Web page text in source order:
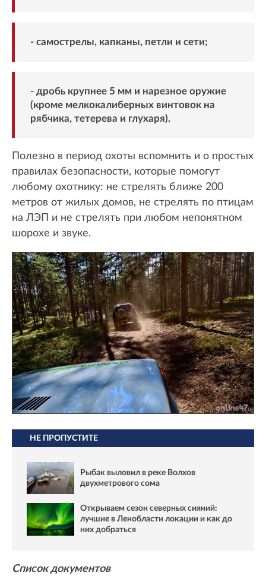
- самострелы, капканы, петли и сети;
- дробь крупнее 5 мм и нарезное оружие
(кроме мелкокалиберных винтовок на
рябчика, тетерева и глухаря).
Полезно в период охоты вспомнить и о простых
правилах безопасности, которые помогут
любому охотнику: не стрелять ближе 200
метров от жилых домов, не стрелять по птицам
на ЛЭП и не стрелять при любом непонятном
шорохе и звуке.
НЕ ПРОПУСТИТЕ
Рыбак выловил в реке Волхов
двухметрового сома
Открываем сезон северных сияний:
лучшие в Ленобласти локации и как до
них добраться
Список документов